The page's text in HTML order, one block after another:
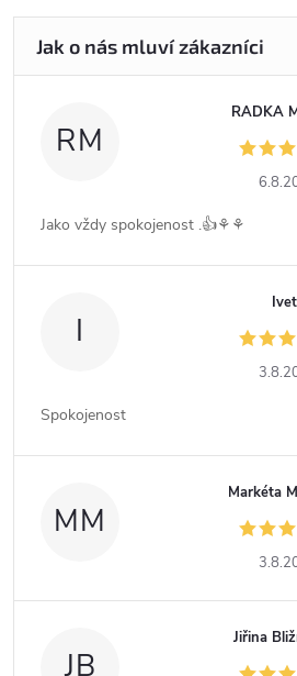
RM
RADKA
Jako vždy spokojenost .👍⚘️⚘️
I
Spokojenost
MM
Markéta
JB
Jiřina